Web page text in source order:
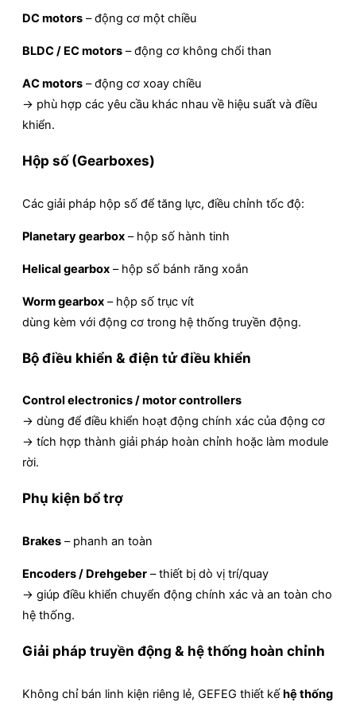
DC motors – động cơ một chiều
BLDC / EC motors – động cơ không chổi than
AC motors – động cơ xoay chiều
→ phù hợp các yêu cầu khác nhau về hiệu suất và điều
khiển.
Hộp số (Gearboxes)
Các giải pháp hộp số để tăng lực, điều chỉnh tốc độ:
Planetary gearbox – hộp số hành tinh
Helical gearbox – hộp số bánh răng xoắn
Worm gearbox – hộp số trục vít
dùng kèm với động cơ trong hệ thống truyền động.
Bộ điều khiển & điện tử điều khiển
Control electronics / motor controllers
→ dùng để điều khiển hoạt động chính xác của động cơ
→ tích hợp thành giải pháp hoàn chỉnh hoặc làm module
rời.
Phụ kiện bổ trợ
Brakes – phanh an toàn
Encoders / Drehgeber – thiết bị dò vị trí/quay
→ giúp điều khiển chuyển động chính xác và an toàn cho
hệ thống.
Giải pháp truyền động & hệ thống hoàn chỉnh
Không chỉ bán linh kiện riêng lẻ, GEFEG thiết kếhệ thống